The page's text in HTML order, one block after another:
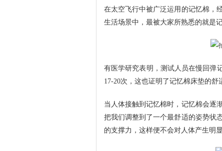
在太空飞行中被广泛运用的记忆棉，
生活场景中，最被大家所熟悉的就是
有医学研究表明，测试人员在慢回弹
17-20次，这也证明了记忆棉床垫的舒
当人体接触到记忆棉时，记忆棉会逐
把我们调整到了一个最舒适的姿势状
的支撑力，这样便不会对人体产生明